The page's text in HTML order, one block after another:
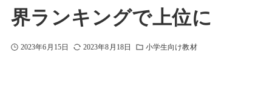
界ランキングで上位に
2023年6月15日 2023年8月18日 小学生向け教材